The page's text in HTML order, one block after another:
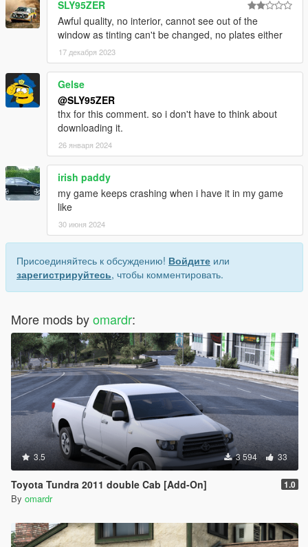
SLY95ZER
Awful quality, no interior, cannot see out of the
window as tinting can't be changed, no plates either
17 декабря 2023
Gelse
@SLY95ZER
thx for this comment. so i don't have to think about
downloading it.
26 января 2024
irish paddy
my game keeps crashing when i have it in my game
like
30 июня 2024
Присоединяйтесь к обсуждению! Войдите или
зарегистрируйтесь, чтобы комментировать.
More mods byomardr:
3.5 3 594 33
Toyota Tundra 2011 double Cab [Add-On] 1.0
By omardr